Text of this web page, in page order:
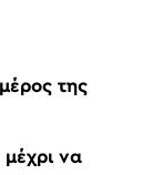
της
μέχρι να